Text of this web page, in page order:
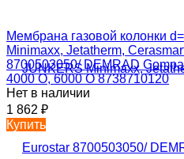
Мембрана газовой колонки
Minimaxx, Jetatherm,
8700503050/ DEMRAD
4000 O, 6000 O 8738710120
Нет в наличии
1 862 ₽
Купить